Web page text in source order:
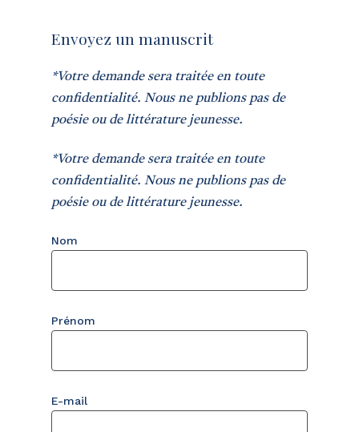
Envoyez un manuscrit
*Votre demande sera traitée en toute
confidentialité. Nous ne publions pas de
poésie ou de littérature jeunesse.
*Votre demande sera traitée en toute
confidentialité. Nous ne publions pas de
poésie ou de littérature jeunesse.
Nom
Prénom
E-mail